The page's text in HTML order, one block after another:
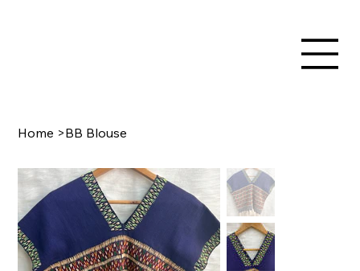
Home >BB Blouse